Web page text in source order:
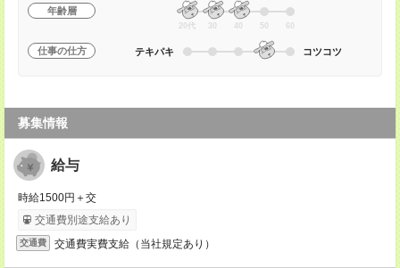
年齢層
20代 30 40 50 60
仕事の仕方 テキパキ コツコツ
募集情報
給与
時給1500円＋交
交通費別途支給あり
交通費 交通費実費支給（当社規定あり）